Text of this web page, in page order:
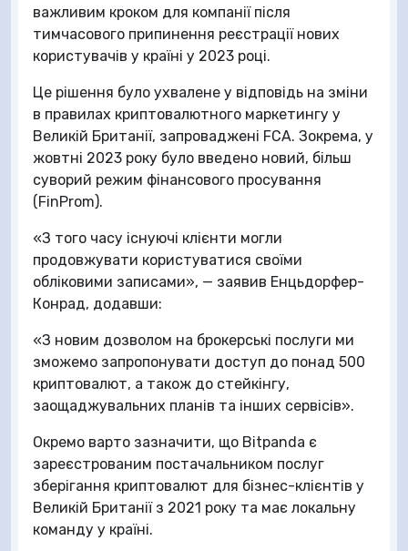
важливим кроком для компанії після
тимчасового припинення реєстрації нових
користувачів у країні у 2023 році.
Це рішення було ухвалене у відповідь на зміни
в правилах криптовалютного маркетингу у
Великій Британії, запроваджені FCA. Зокрема, у
жовтні 2023 року було введено новий, більш
суворий режим фінансового просування
(FinProm).
«З того часу існуючі клієнти могли
продовжувати користуватися своїми
обліковими записами», — заявив Енцьдорфер-
Конрад, додавши:
«З новим дозволом на брокерські послуги ми
зможемо запропонувати доступ до понад 500
криптовалют, а також до стейкінгу,
заощаджувальних планів та інших сервісів».
Окремо варто зазначити, що Bitpanda є
зареєстрованим постачальником послуг
зберігання криптовалют для бізнес-клієнтів у
Великій Британії з 2021 року та має локальну
команду у країні.